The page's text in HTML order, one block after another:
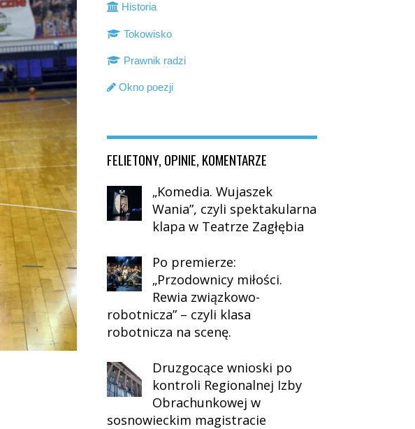
Historia
Tokowisko
Prawnik radzi
Okno poezji
FELIETONY, OPINIE, KOMENTARZE
„Komedia. Wujaszek
Wania”, czyli spektakularna
klapa w Teatrze Zagłębia
Po premierze:
„Przodownicy miłości.
Rewia związkowo-
robotnicza” – czyli klasa
robotnicza na scenę.
Druzgocące wnioski po
kontroli Regionalnej Izby
Obrachunkowej w
sosnowieckim magistracie